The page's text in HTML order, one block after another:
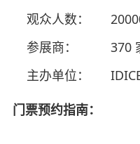
观众人数：
参展商：
370
主办单位：
门票预约指南：